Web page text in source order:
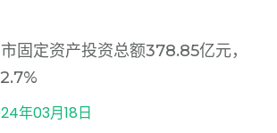
固定资产投资总额378.85亿元，
年03月18日